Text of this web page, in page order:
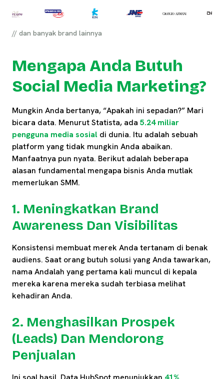
// dan banyak brand lainnya
Mengapa Anda Butuh
Social Media Marketing?
Mungkin Anda bertanya, “Apakah ini sepadan?” Mari
bicara data. Menurut Statista, ada 5.24 miliar
pengguna media sosial di dunia. Itu adalah sebuah
platform yang tidak mungkin Anda abaikan.
Manfaatnya pun nyata. Berikut adalah beberapa
alasan fundamental mengapa bisnis Anda mutlak
memerlukan SMM.
1. Meningkatkan Brand
Awareness Dan Visibilitas
Konsistensi membuat merek Anda tertanam di benak
audiens. Saat orang butuh solusi yang Anda tawarkan,
nama Andalah yang pertama kali muncul di kepala
mereka karena mereka sudah terbiasa melihat
kehadiran Anda.
2. Menghasilkan Prospek
(Leads) Dan Mendorong
Penjualan